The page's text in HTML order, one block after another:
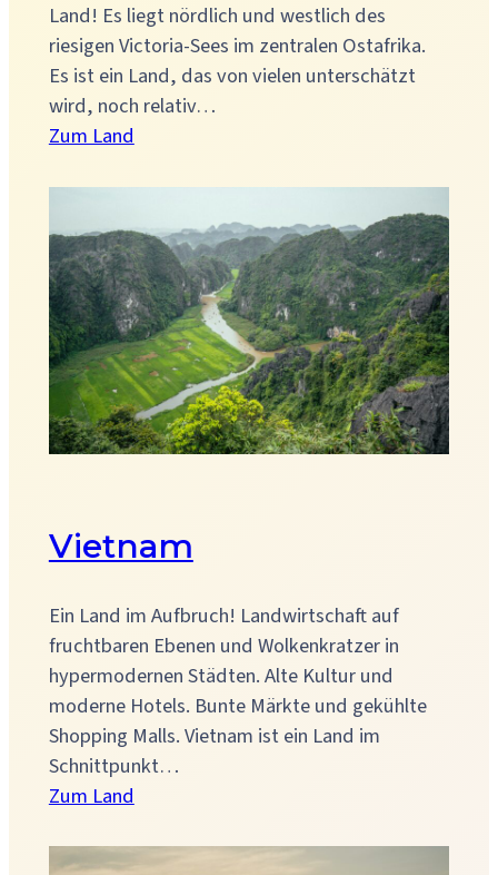
Land! Es liegt nördlich und westlich des
riesigen Victoria-Sees im zentralen Ostafrika.
Es ist ein Land, das von vielen unterschätzt
wird, noch relativ…
Zum Land
Vietnam
Ein Land im Aufbruch! Landwirtschaft auf
fruchtbaren Ebenen und Wolkenkratzer in
hypermodernen Städten. Alte Kultur und
moderne Hotels. Bunte Märkte und gekühlte
Shopping Malls. Vietnam ist ein Land im
Schnittpunkt…
Zum Land